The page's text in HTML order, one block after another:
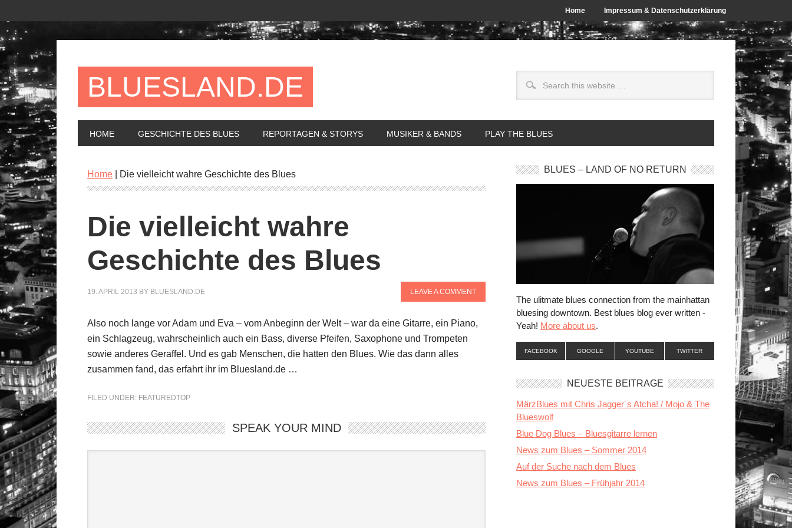
Home Impressum & Datenschutzerklärung
BLUESLAND.DE
HOME GESCHICHTE DES BLUES REPORTAGEN & STORYS MUSIKER & BANDS PLAY THE BLUES
Home Die vielleicht wahre Geschichte des Blues
Die vielleicht wahre
Geschichte des Blues
19. APRIL 2013 BY BLUESLAND.DE LEAVE A COMMENT
Also noch lange vor Adam und Eva – vom Anbeginn der Welt – war da eine Gitarre, ein Piano,
ein Schlagzeug, wahrscheinlich auch ein Bass, diverse Pfeifen, Saxophone und Trompeten
sowie anderes Geraffel. Und es gab Menschen, die hatten den Blues. Wie das dann alles
zusammen fand, das erfahrt ihr im Bluesland.de …
FILED UNDER: FEATUREDTOP
SPEAK YOUR MIND
BLUES – LAND OF NO RETURN
The ulitmate blues connection from the mainhattan
bluesing downtown. Best blues blog ever written -
Yeah! More about us.
FACEBOOK GOOGLE YOUTUBE TWITTER
NEUESTE BEITRÄGE
MärzBlues mit Chris Jagger´s Atcha! / Mojo & The
Blueswolf
Blue Dog Blues – Bluesgitarre lernen
News zum Blues – Sommer 2014
Auf der Suche nach dem Blues
News zum Blues – Frühjahr 2014